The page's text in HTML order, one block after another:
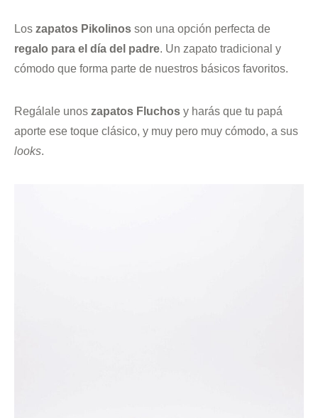
Los zapatos Pikolinos son una opción perfecta de
regalo para el día del padre. Un zapato tradicional y
cómodo que forma parte de nuestros básicos favoritos.
Regálale unos zapatos Fluchos y harás que tu papá
aporte ese toque clásico, y muy pero muy cómodo, a sus
looks.